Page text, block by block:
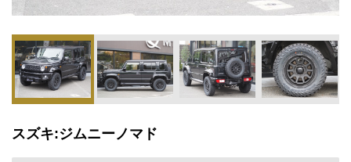
スズキ:ジムニーノマド